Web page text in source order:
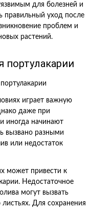
для болезней и
правильный уход после
проблем и
растений.
играет важную
даже при
иногда начинают
вызвано разными
или недостаток
может привести к
Недостаточное
могут вызвать
листьях. Для сохранения